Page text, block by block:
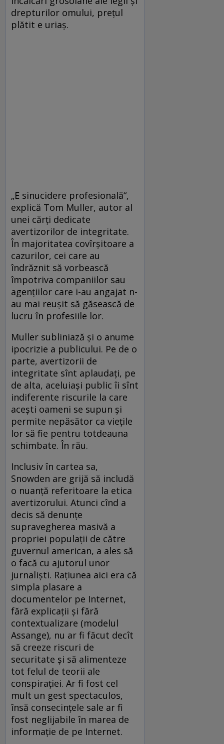
drepturilor omului, prețul
plătit e uriaș.
„E sinucidere profesională“,
explică Tom Muller, autor al
unei cărți dedicate
avertizorilor de integritate.
În majoritatea covîrșitoare a
cazurilor, cei care au
îndrăznit să vorbească
împotriva companiilor sau
agențiilor care i-au angajat n-
au mai reușit să găsească de
lucru în profesiile lor.
Muller subliniază și o anume
ipocrizie a publicului. Pe de o
parte, avertizorii de
integritate sînt aplaudați, pe
de alta, aceluiași public îi sînt
indiferente riscurile la care
acești oameni se supun și
permite nepăsător ca viețile
lor să fie pentru totdeauna
schimbate. În rău.
Inclusiv în cartea sa,
Snowden are grijă să includă
o nuanță referitoare la etica
avertizorului. Atunci cînd a
decis să denunțe
supravegherea masivă a
propriei populații de către
guvernul american, a ales să
o facă cu ajutorul unor
jurnaliști. Rațiunea aici era că
simpla plasare a
documentelor pe Internet,
fără explicații și fără
contextualizare (modelul
Assange), nu ar fi făcut decît
să creeze riscuri de
securitate și să alimenteze
tot felul de teorii ale
conspirației. Ar fi fost cel
mult un gest spectaculos,
însă consecințele sale ar fi
fost neglijabile în marea de
informație de pe Internet.